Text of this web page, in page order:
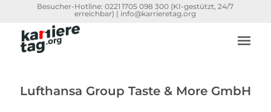
Besucher-Hotline:0221 1705 098 300 (KI-gestützt, 24/7
erreichbar) | info@karrieretag.org
Lufthansa Group Taste & More GmbH